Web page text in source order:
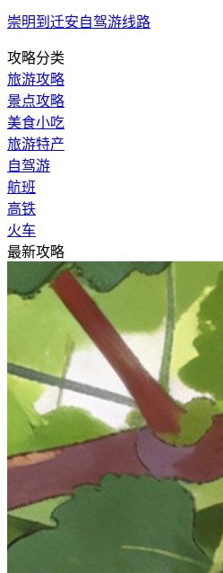
崇明到迁安自驾游线路
攻略分类
旅游攻略
景点攻略
美食小吃
旅游特产
自驾游
航班
高铁
火车
最新攻略